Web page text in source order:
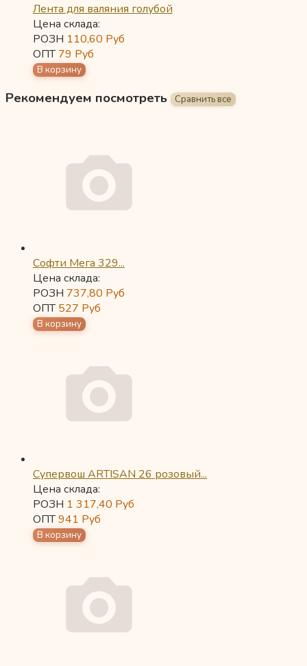
Лента для валяния голубой
Цена склада:
РОЗН 110,60 Руб
ОПТ79 Руб
Рекомендуем посмотреть
Софти Мега 329...
Цена склада:
РОЗН 737,80 Руб
ОПТ527 Руб
Супервош ARTISAN 26 розовый...
Цена склада:
РОЗН 1 317,40 Руб
ОПТ941 Руб